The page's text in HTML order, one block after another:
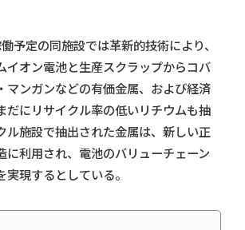
予定の同施設では革新的技術により、
イオン電池と生産スクラップからコバ
マンガンなどの有価金属、および経済
だにリサイクル率の低いリチウムも抽
ル施設で抽出された金属は、新しい正
に利用され、電池のバリューチェーン
現するとしている。